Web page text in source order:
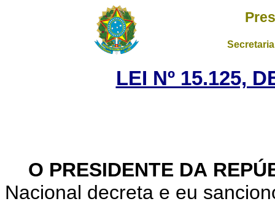
LEI Nº 15.125,
O PRESIDENTE DA
Nacional decreta e eu